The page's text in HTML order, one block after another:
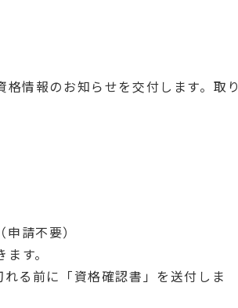
情報のお知らせを交付します。取り
請不要）
す。
る前に「資格確認書」を送付しま